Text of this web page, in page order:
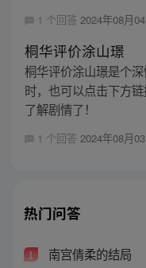
1 个回答 2024年08月
桐华评价涂山璟
桐华评价涂山璟是个
时，也可以点击下方
了解剧情了！
1 个回答 2024年08月
热门问答
1 南宫倩柔的结局